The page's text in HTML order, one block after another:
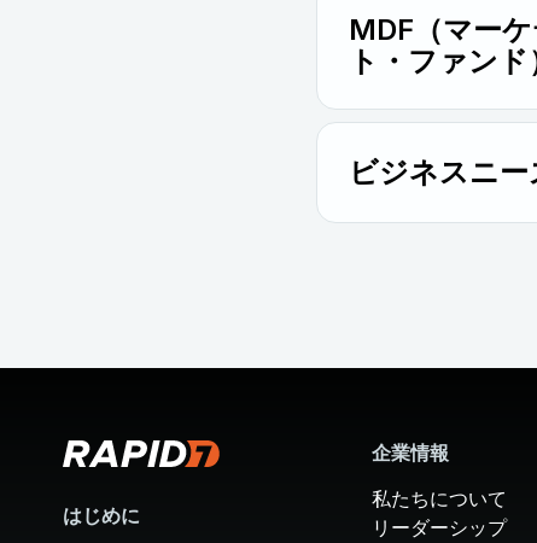
を図ることができま
MDF（マー
ト・ファン
PACT 階層に基づい
コスト削減と効果向
ビジネスニ
マーケティング、営
点となる、当社の充
はじめに
企業情報
私たちについて
リーダーシップ